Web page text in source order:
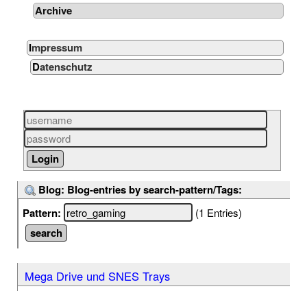
Archive
Impressum
Datenschutz
Blog: Blog-entries by search-pattern/Tags:
Pattern:
(1 Entries)
Mega Drive und SNES Trays